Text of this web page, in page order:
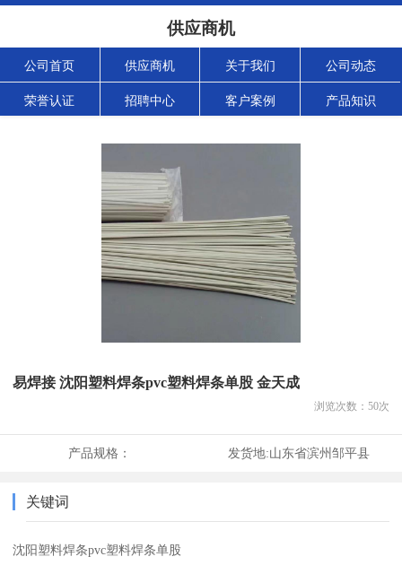
供应商机
公司首页 供应商机 关于我们 公司动态
荣誉认证 招聘中心 客户案例 产品知识
易焊接 沈阳塑料焊条pvc塑料焊条单股 金天成
浏览次数： 50次
产品规格： 发货地:山东省滨州邹平县
关键词
沈阳塑料焊条pvc塑料焊条单股